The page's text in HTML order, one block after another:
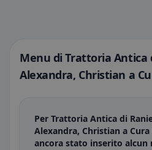
Menu di Trattoria Antica
Alexandra, Christian a
Per Trattoria Antica di
Alexandra, Christian a
ancora stato inserito alcun